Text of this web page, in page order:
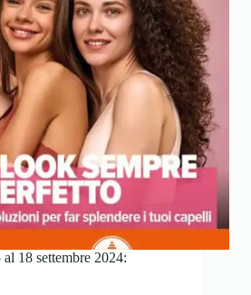
18 settembre 2024: